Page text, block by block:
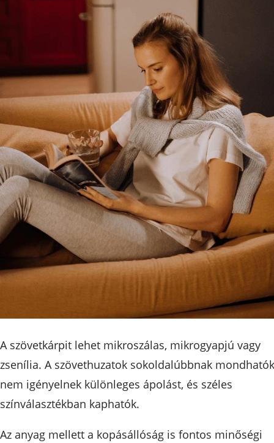
A szövetkárpit lehet mikroszálas, mikrogyapjú vagy
zsenília. A szövethuzatok sokoldalúbbnak
nem igényelnek különleges ápolást, és széles
színválasztékban kaphatók.
Az anyag mellett a kopásállóság is fontos minőségi